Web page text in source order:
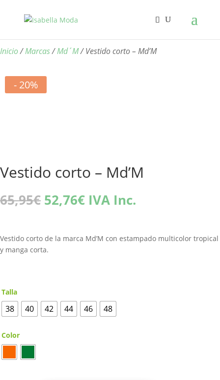
Inicio/Marcas/Md´M/ Vestido corto – Md’M
- 20%
Vestido corto – Md’M
65,95€ El
precio
era:
65,95€.
52,76€El
precio
es:
52,76€.
IVA Inc.
Vestido corto de la marca Md’M con estampado multicolor tropical
y manga corta.
Talla
38 40 42 44 46 48
Color